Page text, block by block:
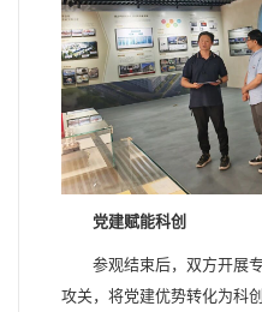
党建赋能科创
参观结束后，双方开展
攻关，将党建优势转化为科